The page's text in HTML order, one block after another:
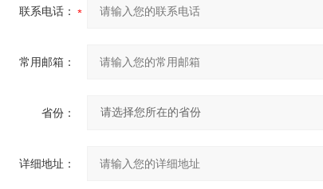
联系电话：
常用邮箱：
省份：
详细地址：